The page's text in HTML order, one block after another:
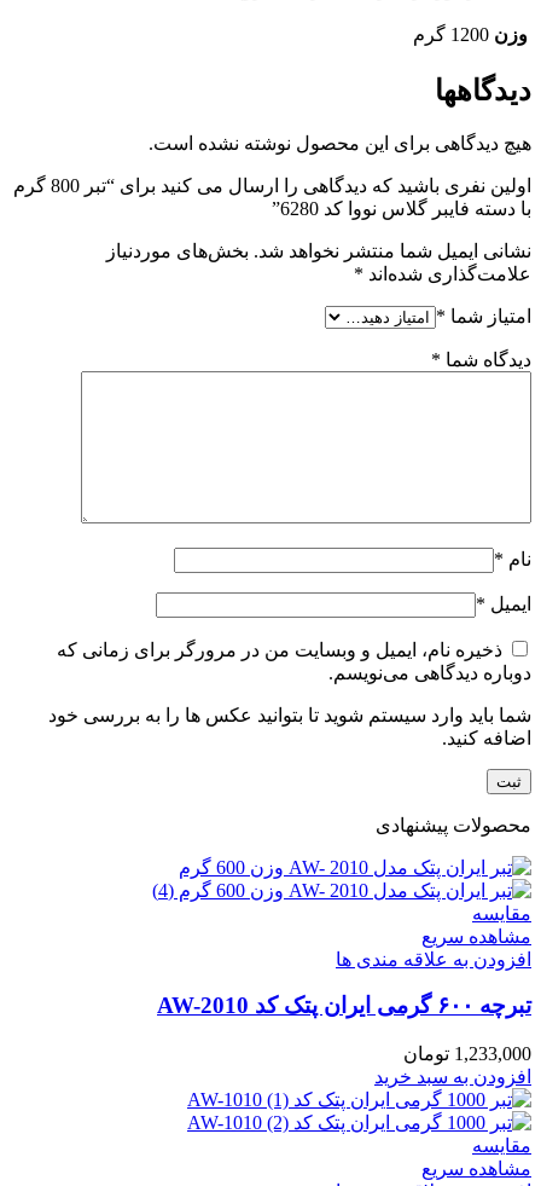
وزن 1200 گرم
دیدگاهها
هیچ دیدگاهی برای این محصول نوشته نشده است.
اولین نفری باشید که دیدگاهی را ارسال می کنید برای “تبر 800 گرم
با دسته فایبر گلاس نووا کد 6280”
نشانی ایمیل شما منتشر نخواهد شد. بخش‌های موردنیاز
علامت‌گذاری شده‌اند *
امتیاز شما *
دیدگاه شما *
نام *
ایمیل *
ذخیره نام، ایمیل و وبسایت من در مرورگر برای زمانی که
دوباره دیدگاهی می‌نویسم.
شما باید وارد سیستم شوید تا بتوانید عکس ها را به بررسی خود
اضافه کنید.
محصولات پیشنهادی
مقایسه
مشاهده سریع
افزودن به علاقه مندی ها
تبرچه ۶۰۰ گرمی ایران پتک کد AW-2010
1,233,000 تومان
افزودن به سبد خرید
مقایسه
مشاهده سریع